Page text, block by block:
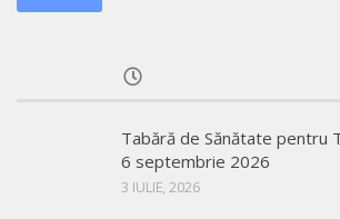
Tabără de Sănătate pentru
6 septembrie 2026
3 IULIE, 2026